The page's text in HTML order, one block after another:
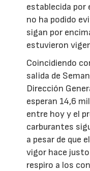
establecida por
no ha podido
sigan por
estuvieron
Coincidiendo
salida de
Dirección
esperan 14,6
entre hoy y el
carburantes
a pesar de que
vigor hace
respiro a los